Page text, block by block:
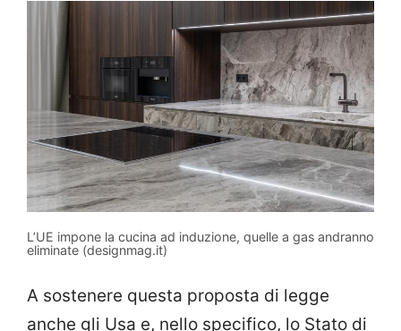
L’UE impone la cucina ad induzione, quelle a gas andranno
eliminate (designmag.it)
A sostenere questa proposta di legge
anche gli Usa e, nello specifico, lo Stato di